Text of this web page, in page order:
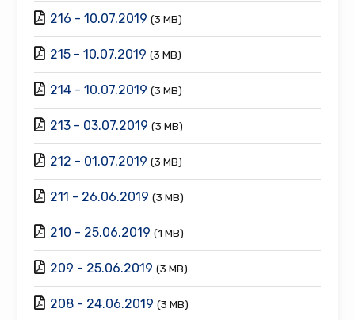
216 - 10.07.2019 (3 MB)
215 - 10.07.2019 (3 MB)
214 - 10.07.2019 (3 MB)
213 - 03.07.2019 (3 MB)
212 - 01.07.2019 (3 MB)
211 - 26.06.2019 (3 MB)
210 - 25.06.2019 (1 MB)
209 - 25.06.2019 (3 MB)
208 - 24.06.2019 (3 MB)